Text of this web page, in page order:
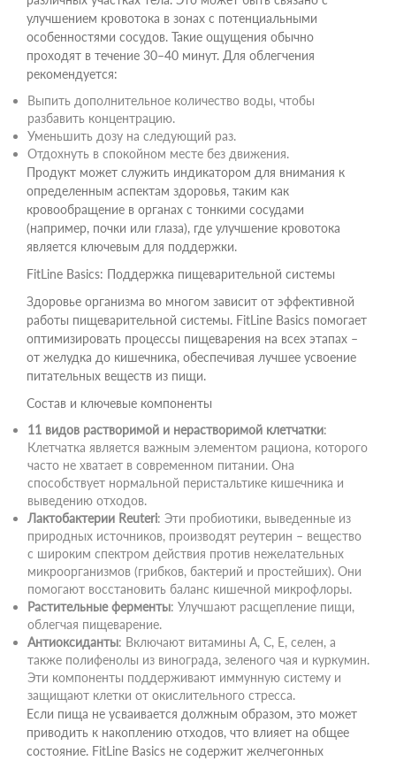
улучшением кровотока в зонах с потенциальными
особенностями сосудов. Такие ощущения обычно
проходят в течение 30–40 минут. Для облегчения
рекомендуется:
Выпить дополнительное количество воды, чтобы
разбавить концентрацию.
Уменьшить дозу на следующий раз.
Отдохнуть в спокойном месте без движения.
Продукт может служить индикатором для внимания к
определенным аспектам здоровья, таким как
кровообращение в органах с тонкими сосудами
(например, почки или глаза), где улучшение кровотока
является ключевым для поддержки.
FitLine Basics: Поддержка пищеварительной системы
Здоровье организма во многом зависит от эффективной
работы пищеварительной системы. FitLine Basics помогает
оптимизировать процессы пищеварения на всех этапах –
от желудка до кишечника, обеспечивая лучшее усвоение
питательных веществ из пищи.
Состав и ключевые компоненты
11 видов растворимой и нерастворимой клетчатки:
Клетчатка является важным элементом рациона, которого
часто не хватает в современном питании. Она
способствует нормальной перистальтике кишечника и
выведению отходов.
Лактобактерии Reuteri: Эти пробиотики, выведенные из
природных источников, производят реутерин – вещество
с широким спектром действия против нежелательных
микроорганизмов (грибков, бактерий и простейших). Они
помогают восстановить баланс кишечной микрофлоры.
Растительные ферменты: Улучшают расщепление пищи,
облегчая пищеварение.
Антиоксиданты: Включают витамины A, C, E, селен, а
также полифенолы из винограда, зеленого чая и куркумин.
Эти компоненты поддерживают иммунную систему и
защищают клетки от окислительного стресса.
Если пища не усваивается должным образом, это может
приводить к накоплению отходов, что влияет на общее
состояние. FitLine Basics не содержит желчегонных